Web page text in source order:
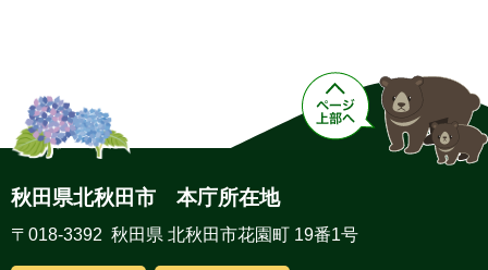
秋田県北秋田市 本庁所在地
〒018-3392 秋田県 北秋田市花園町 19番1号